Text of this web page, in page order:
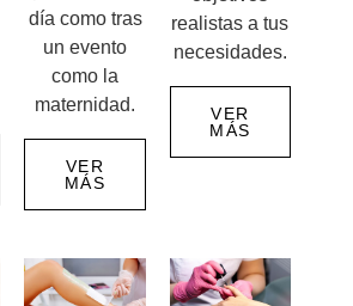
realistas a tus
necesidades.
VER
MÁS
día como tras
un evento
como la
maternidad.
VER
MÁS